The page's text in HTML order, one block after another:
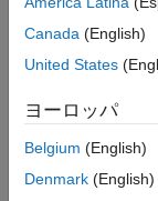
ィ
ブ
Following:
Canada (English)
United States
ヨーロッパ
Belgium (English)
Denmark (English)